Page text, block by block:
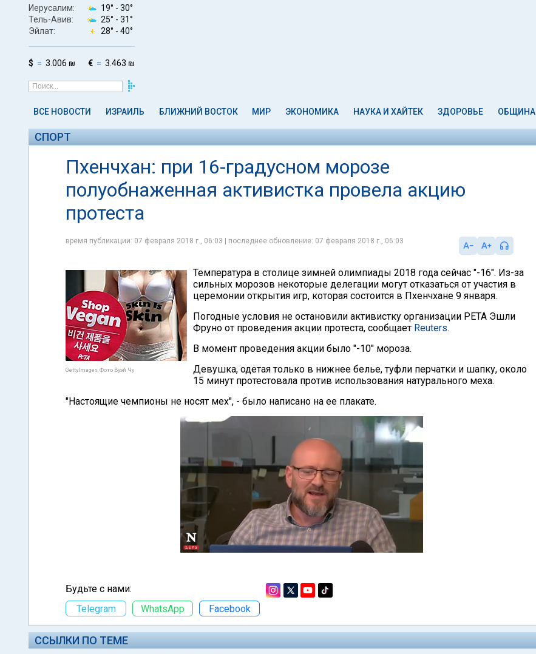
Иерусалим: 19° - 30°
Тель-Авив:
25° - 31°
Эйлат:
28° - 40°
$ 3.006 ₪ € 3.463 ₪
ВСЕ НОВОСТИ ИЗРАИЛЬ БЛИЖНИЙ ВОСТОК МИР ЭКОНОМИКА НАУКА И ХАЙТЕК ЗДОРОВЬЕ ОБЩИНА
СПОРТ
Пхенчхан: при 16-градусном морозе
полуобнаженная активистка провела акцию
протеста
время публикации: 07 февраля 2018 г., 06:03 | последнее обновление: 07 февраля 2018 г., 06:03
GettyImages, Фото Вуэй Чу
Температура в столице зимней олимпиады 2018 года сейчас "-16". Из-за
сильных морозов некоторые делегации могут отказаться от участия в
церемонии открытия игр, которая состоится в Пхенчхане 9 января.
Погодные условия не остановили активистку организации РЕТА Эшли
Фруно от проведения акции протеста, сообщает Reuters.
В момент проведения акции было "-10" мороза.
Девушка, одетая только в нижнее белье, туфли перчатки и шапку, около
15 минут протестовала против использования натурального меха.
"Настоящие чемпионы не носят мех", - было написано на ее плакате.
Будьте с нами:
Telegram
WhatsApp Facebook
ССЫЛКИ ПО ТЕМЕ